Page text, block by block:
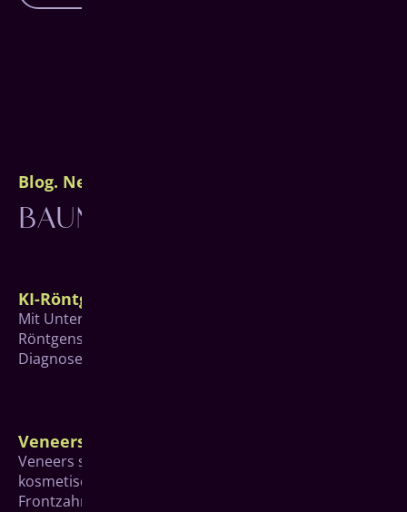
Blog. News. Wissenswertes.
BAUMGARTEN STORIES
KI-Röntgen
Mit Unterstützung des hochmodernen KI-
Röntgensystems X-Ray Insights von Align werden
Diagnosen noch präziser.
Veneers
Veneers sind keramische Verblendschalen, die für
kosmetische Veränderungen hauptsächlich im
Frontzahnbereich eingesetzt werden.